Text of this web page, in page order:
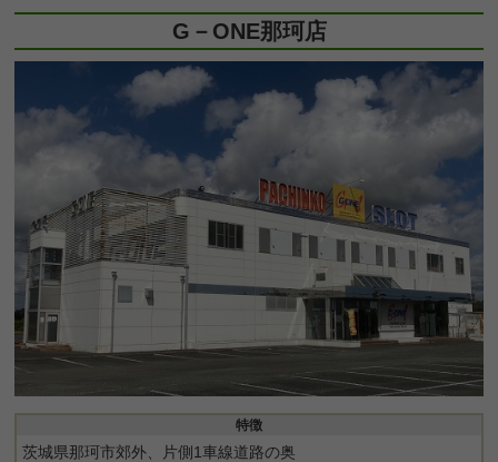
G－ONE那珂店
特徴
茨城県那珂市郊外、片側1車線道路の奥